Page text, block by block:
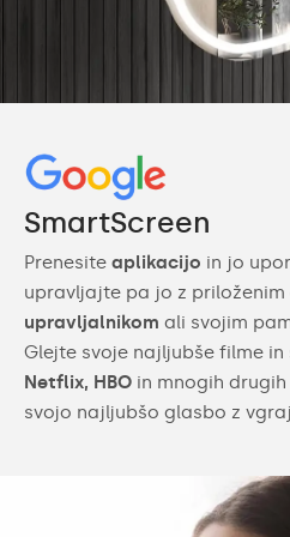
SmartScreen
Prenesite aplikacijo in jo
upravljajte pa jo z priloženim
upravljalnikom ali svojim
Glejte svoje najljubše filme in
Netflix, HBO in mnogih
svojo najljubšo glasbo z